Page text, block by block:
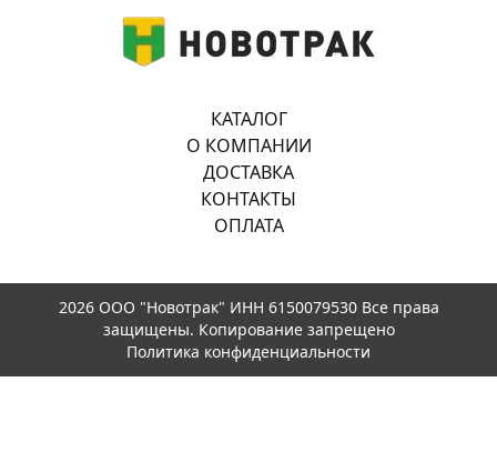
КАТАЛОГ
О КОМПАНИИ
ДОСТАВКА
КОНТАКТЫ
ОПЛАТА
2026 ООО "Новотрак" ИНН 6150079530 Все права
защищены. Копирование запрещено
Политика конфиденциальности